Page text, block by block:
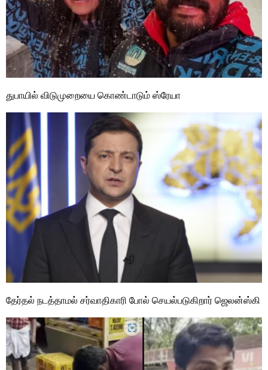
துபாயில் விடுமுறையை கொண்டாடும் ஸ்ரேயா
தேர்தல் நடத்தாமல் சர்வாதிகாரி போல் செயல்படுகிறார் ஜெலன்ஸ்கி